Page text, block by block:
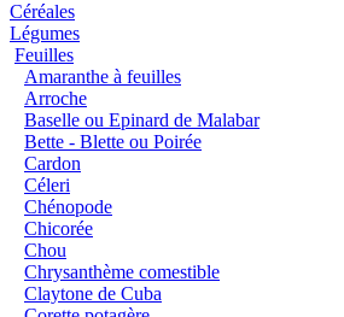
Céréales
Légumes
Feuilles
Amaranthe à feuilles
Arroche
Baselle ou Epinard de Malabar
Bette - Blette ou Poirée
Cardon
Céleri
Chénopode
Chicorée
Chou
Chrysanthème comestible
Claytone de Cuba